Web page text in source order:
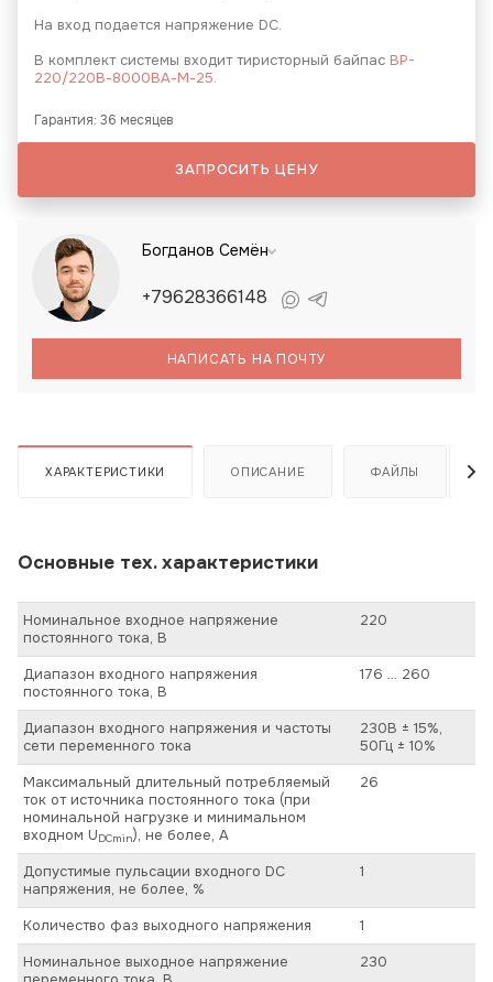
На вход подается напряжение DC.
В комплект системы входит тиристорный байпас BP-
220/220В-8000ВА-М-25.
Гарантия: 36 месяцев
ЗАПРОСИТЬ ЦЕНУ
Богданов Семён
+79628366148
НАПИСАТЬ НА ПОЧТУ
ХАРАКТЕРИСТИКИ ОПИСАНИЕ ФАЙЛЫ
Основные тех. характеристики
Номинальное входное напряжение
постоянного тока, В
220
Диапазон входного напряжения
постоянного тока, В
176 … 260
Диапазон входного напряжения и частоты
сети переменного тока
230В ± 15%,
50Гц ± 10%
Максимальный длительный потребляемый
ток от источника постоянного тока (при
номинальной нагрузке и минимальном
входном UDCmin), не более, А
26
Допустимые пульсации входного DC
напряжения, не более, %
1
Количество фаз выходного напряжения
1
Номинальное выходное напряжение
230